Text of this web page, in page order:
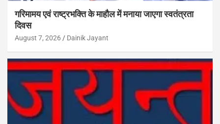
गरिमामय एवं राष्ट्रभक्ति के माहौल में मनाया जाएगा स्वतंत्रता
दिवस
August 7, 2026 Dainik Jayant